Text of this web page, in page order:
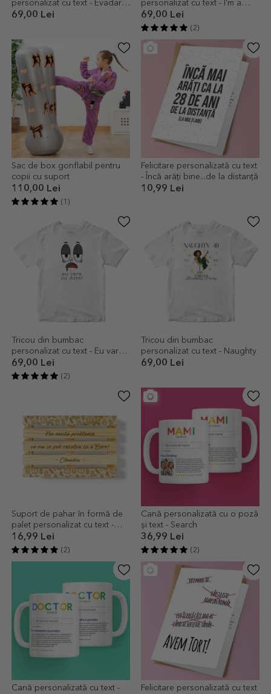
personalizat cu text - Evadare
EURO
69,00 Lei
personalizat cu text - I'm a
classic
69,00 Lei
(2)
Sac de box gonflabil pentru
copii cu suport
110,00 Lei
(1)
Felicitare personalizată cu text
- Încă arăți bine...de la distanță
10,99 Lei
Tricou din bumbac
personalizat cu text - Eu vara
nu dorm!
69,00 Lei
(2)
Tricou din bumbac
personalizat cu text - Naughty
69,00 Lei
Suport de pahar în formă de
palet personalizat cu text -
Berea este rezolvarea
16,99 Lei
(2)
Cană personalizată cu o poză
și text - Search
36,99 Lei
(2)
Cană personalizată cu text -
Felicitare personalizată cu text